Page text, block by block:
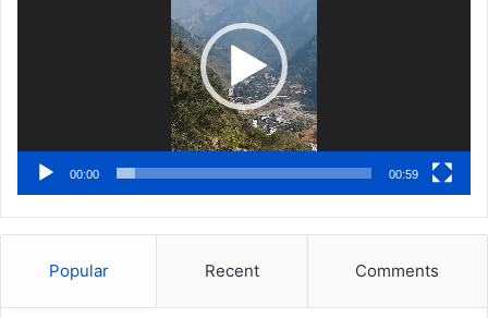
00:00 00:59
Popular Recent Comments